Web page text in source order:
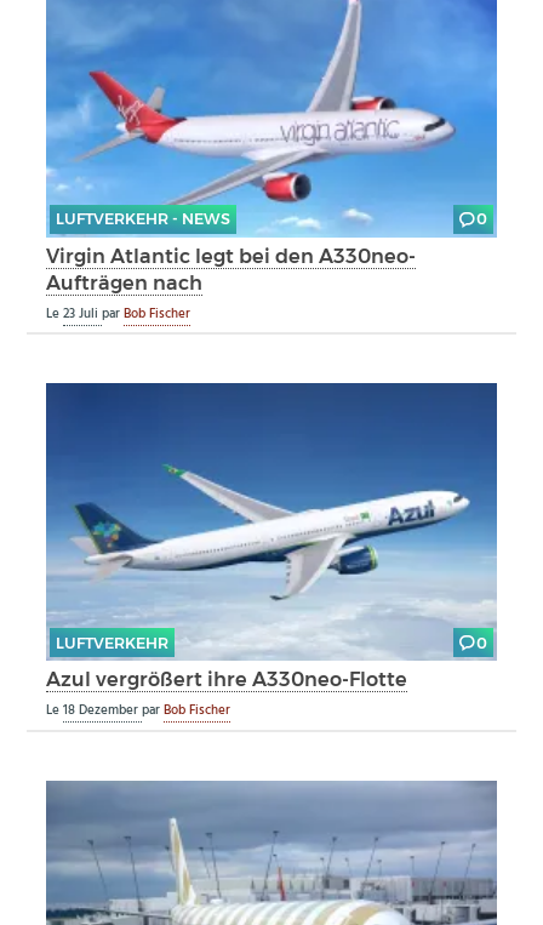
LUFTVERKEHR - NEWS 0
Virgin Atlantic legt bei den A330neo-
Aufträgen nach
Le23 JuliparBob Fischer
LUFTVERKEHR 0
Azul vergrößert ihre A330neo-Flotte
Le18 DezemberparBob Fischer